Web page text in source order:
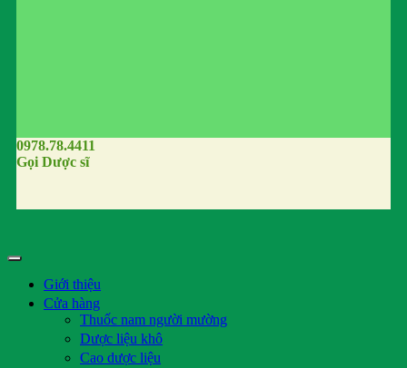
0978.78.4411
Gọi Dược sĩ
Giới thiệu
Cửa hàng
Thuốc nam người mường
Dược liệu khô
Cao dược liệu